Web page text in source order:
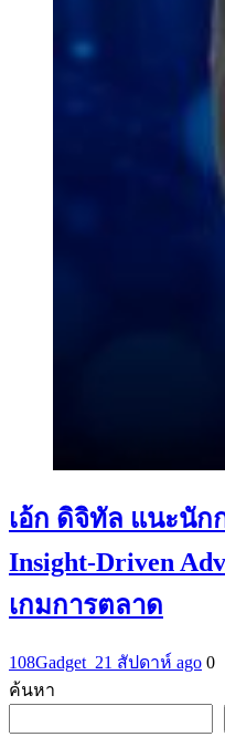
เอ้ก ดิจิทัล แนะนัก
Insight-Driven
เกมการตลาด
108Gadget_21 สัปดาห์ ago 0
ค้นหา